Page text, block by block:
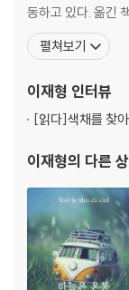
동하고 있다. 옮긴 책
일기』 『걷기, 두 발
의 사랑 여행』 『마
바타유의 눈 이야기
펼쳐보기
이재형 인터뷰
[읽다]색채를 찾
이재형의 다른